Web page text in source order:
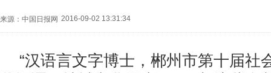
来源：中国日报网 2016-09-02 13:31:34
“汉语言文字博士，郴州市第十届社